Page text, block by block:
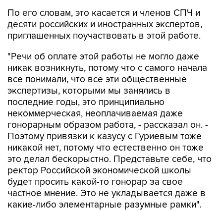
По его словам, это касается и членов СПЧ и
десяти российских и иностранных экспертов,
приглашенных поучаствовать в этой работе.
"Речи об оплате этой работы не могло даже
никак возникнуть, потому что с самого начала
все понимали, что все эти общественные
экспертизы, которыми мы занялись в
последние годы, это принципиально
некоммерческая, неоплачиваемая даже
гонорарным образом работа, - рассказал он. -
Поэтому привязки к казусу с Гуриевым тоже
никакой нет, потому что естественно он тоже
это делал бескорыстно. Представьте себе, что
ректор Российской экономической школы
будет просить какой-то гонорар за свое
частное мнение. Это не укладывается даже в
какие-либо элементарные разумные рамки".